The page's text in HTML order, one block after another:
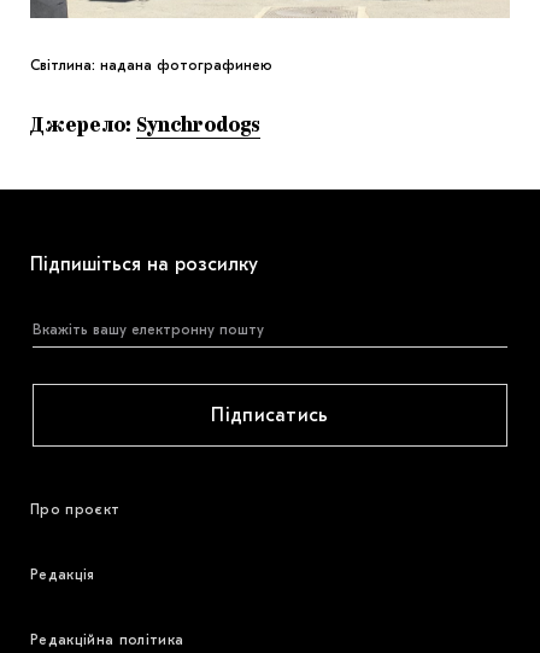
Світлина: надана фотографинею
Джерело: Synchrodogs
Підпишіться на розсилку
Підписатись
Про проєкт
Редакція
Редакційна політика